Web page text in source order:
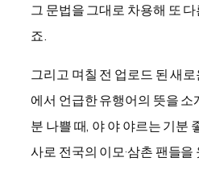
그 문법을 그대로 차용해 또
죠.
그리고 며칠 전 업로드 된 새
에서 언급한 유행어의 뜻을 소
분 나쁠 때, 야 야 야르는 기분
사로 전국의 이모·삼촌 팬들을